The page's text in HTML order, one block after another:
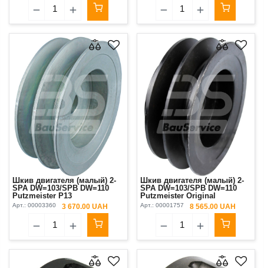
Шкив двигателя (малый) 2-
SPA DW=103/SPB DW=110
Putzmeister P13
Арт.: 00003360 3 670.00 UAH
Шкив двигателя (малый) 2-
SPA DW=103/SPB DW=110
Putzmeister Original
Арт.: 00001757 8 565.00 UAH